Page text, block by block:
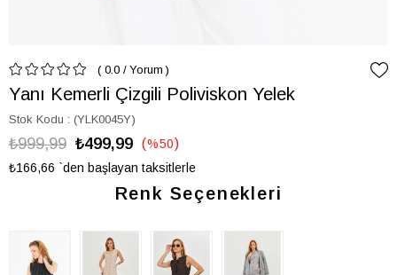
0.0 / Yorum
Yanı Kemerli Çizgili Poliviskon Yelek
Stok Kodu (YLK0045Y)
₺999,99 ₺499,99 %50
İndirim
₺166,66 `den başlayan taksitlerle
Renk Seçenekleri